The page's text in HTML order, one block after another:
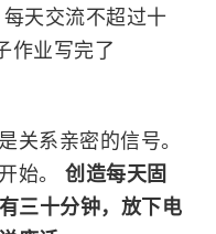
天交流不超过十
作业写完了
关系亲密的信号。
始。 创造每天固
三十分钟，放下电